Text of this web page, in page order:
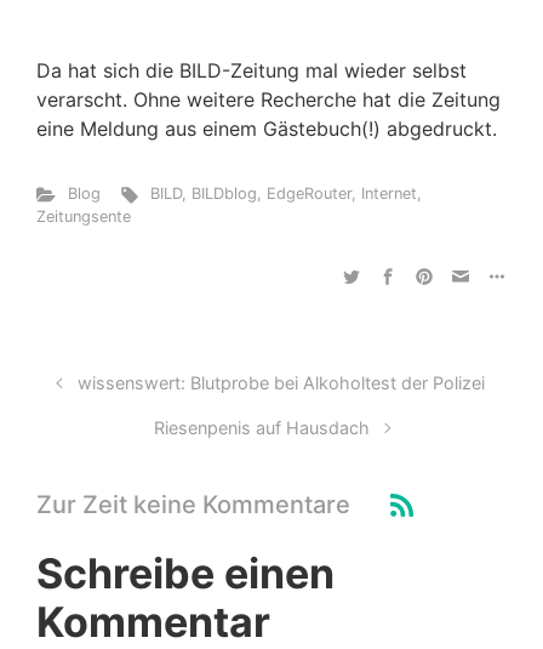
Da hat sich die BILD-Zeitung mal wieder selbst
verarscht. Ohne weitere Recherche hat die Zeitung
eine Meldung aus einem Gästebuch(!) abgedruckt.
Blog BILD, BILDblog, EdgeRouter, Internet,
Zeitungsente
wissenswert: Blutprobe bei Alkoholtest der Polizei
Riesenpenis auf Hausdach
Zur Zeit keine Kommentare
Schreibe einen
Kommentar